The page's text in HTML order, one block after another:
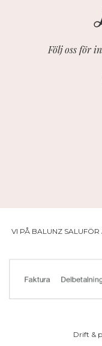
Följ oss för
VI PÅ BALUNZ SALUFÖR
Drift &